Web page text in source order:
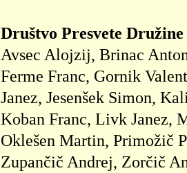
Društvo Presvete
Avsec Alojzij, Brinac
Ferme Franc, Gornik
Janez, Jesenšek Simon,
Koban Franc, Livk Janez,
Oklešen Martin, Primožič
Zupančič Andrej, Zorčič